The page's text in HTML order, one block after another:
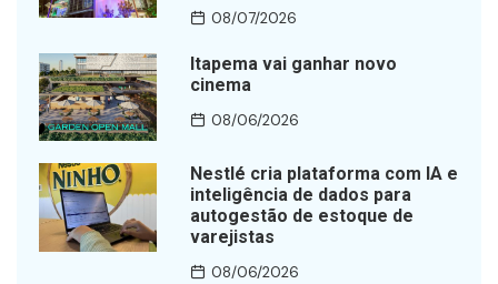
08/07/2026
Itapema vai ganhar novo
cinema
08/06/2026
Nestlé cria plataforma com IA e
inteligência de dados para
autogestão de estoque de
varejistas
08/06/2026